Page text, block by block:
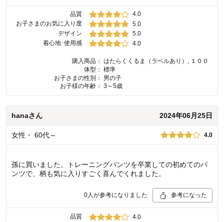
品質
4.0
お子さまのお気に入り度
5.0
デザイン
5.0
着心地･使用感
4.0
購入商品： はたらくくるま（ラベルあり）, １００
体型： 標準
お子さまの性別：
男の子
お子様の年齢： 3～5歳
hanaさん 2024年06月25日
女性 ・ 60代～ 4.0
孫に買いました。トレーニングパンツを卒業しての初めてのパ
ンツで、柄も気に入りすごく喜んでくれました。
0人が参考になりました 参考になった
品質
4.0